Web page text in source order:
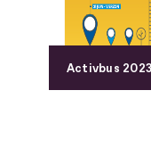
Activbus 2023